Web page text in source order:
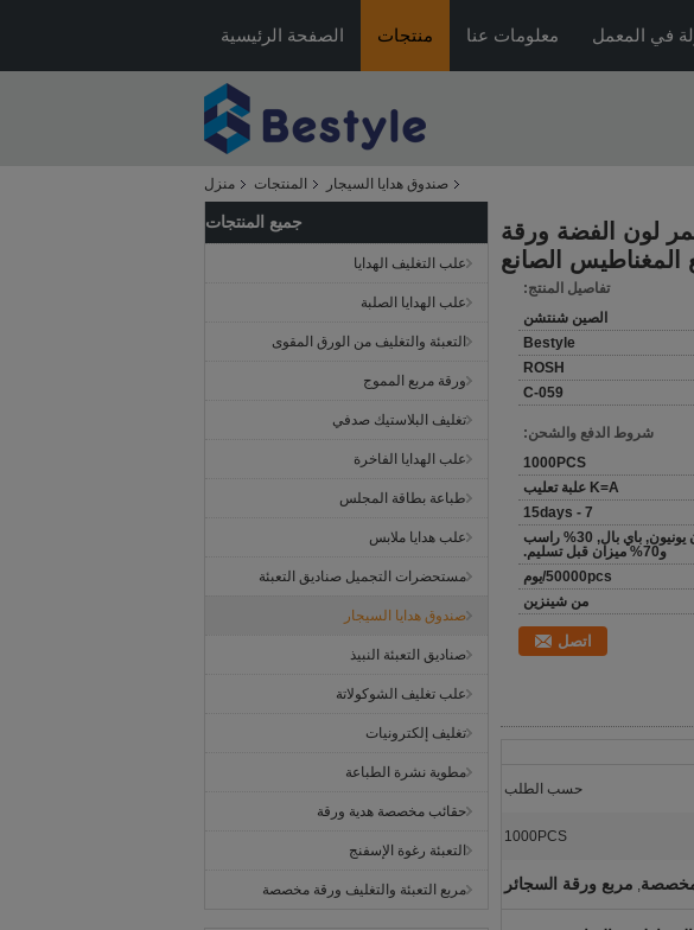
الصفحة الرئيسية منتجات معلومات عنا في المعمل
منزل المنتجات صندوق هدايا السيجار
جميع المنتجات
علب التغليف الهدايا
علب الهدايا الصلبة
التعبئة والتغليف من الورق المقوى
ورقة مربع المموج
تغليف البلاستيك صدفي
علب الهدايا الفاخرة
طباعة بطاقة المجلس
علب هدايا ملابس
مستحضرات التجميل صناديق التعبئة
صندوق هدايا السيجار
صناديق التعبئة النبيذ
علب تغليف الشوكولاتة
تغليف إلكترونيات
مطوية نشرة الطباعة
حقائب مخصصة هدية ورقة
التعبئة رغوة الإسفنج
مربع التعبئة والتغليف ورقة مخصصة
لون الفضة ورقة
المغناطيس الصانع
تفاصيل المنتج:
الصين شنتشن
Bestyle
ROSH
C-059
شروط الدفع والشحن:
1000PCS
K=A علبة تعليب
7 - 15days
T/T, ويسترن يونيون, باي بال, 30% راسب
و70% ميزان قبل تسليم.
50000pcs/يوم
من شينزين
اتصل
حسب الطلب
1000PCS
مخصصة, مربع ورقة السجائر